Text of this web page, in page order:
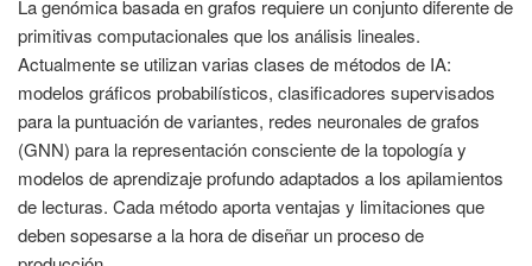
La genómica basada en grafos requiere un conjunto diferente de
primitivas computacionales que los análisis lineales.
Actualmente se utilizan varias clases de métodos de IA:
modelos gráficos probabilísticos, clasificadores supervisados
para la puntuación de variantes, redes neuronales de grafos
(GNN) para la representación consciente de la topología y
modelos de aprendizaje profundo adaptados a los apilamientos
de lecturas. Cada método aporta ventajas y limitaciones que
deben sopesarse a la hora de diseñar un proceso de